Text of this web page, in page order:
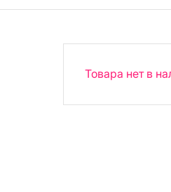
Товара нет в